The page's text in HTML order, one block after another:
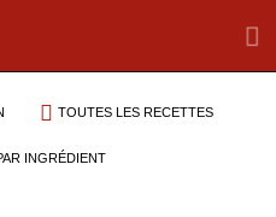
TOUTES LES RECETTES
INGRÉDIENT